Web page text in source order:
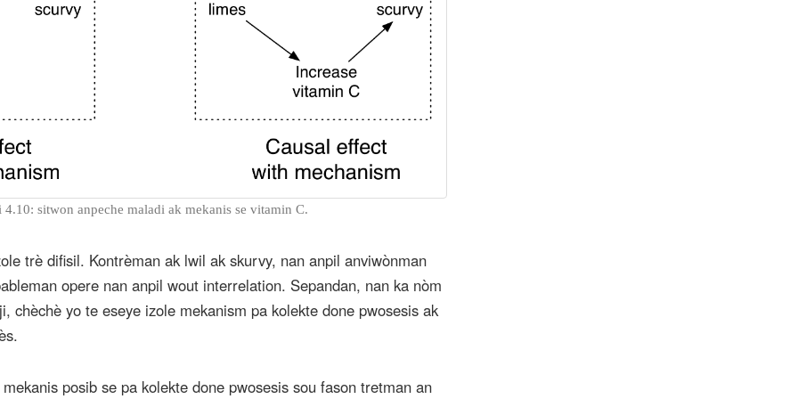
4.10: sitwon anpeche maladi ak mekanis se vitamin C.
trè difisil. Kontrèman ak lwil ak skurvy, nan anpil anviwònman
opere nan anpil wout interrelation. Sepandan, nan ka nòm
chèchè yo te eseye izole mekanism pa kolekte done pwosesis ak
posib se pa kolekte done pwosesis sou fason tretman an